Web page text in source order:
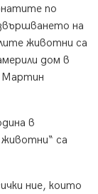
по
на
животни са
дом в
Мартин
в
са
ние, които